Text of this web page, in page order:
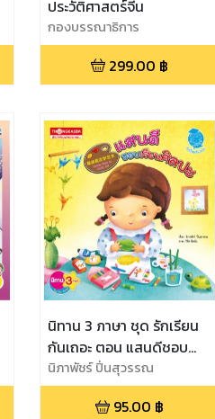
ประวัติศาสตร์จีน
กองบรรณาธิการ
299.00 ฿
นิทาน 3 ภาษา ชุด รักเรียน
กันเถอะ ตอน แสนดีชอบ
เรียนศิลปะ
นิภาพัชร์ ปิ่นสุวรรณ
95.00 ฿